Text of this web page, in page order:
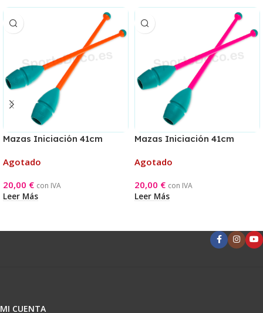
Mazas Iniciación 41cm
Agotado
20,00 € con IVA
Leer Más
Mazas Iniciación 41cm
Agotado
20,00 € con IVA
Leer Más
MI CUENTA